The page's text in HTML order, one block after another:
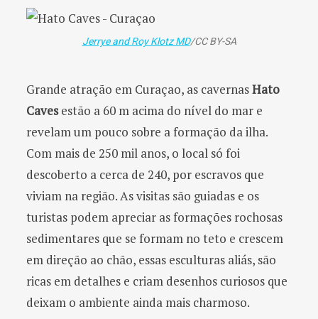
Jerrye and Roy Klotz MD/CC BY-SA
Grande atração em Curaçao, as cavernasHato
Cavesestão a 60 m acima do nível do mar e
revelam um pouco sobre a formação da ilha.
Com mais de 250 mil anos, o local só foi
descoberto a cerca de 240, por escravos que
viviam na região. As visitas são guiadas e os
turistas podem apreciar as formações rochosas
sedimentares que se formam no teto e crescem
em direção ao chão, essas esculturas aliás, são
ricas em detalhes e criam desenhos curiosos que
deixam o ambiente ainda mais charmoso.